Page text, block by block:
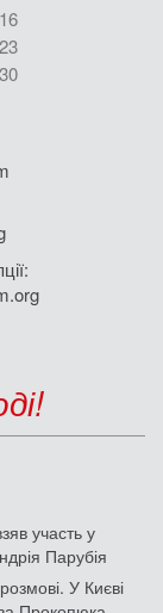
16
23
30
участь у
Парубія
У Києві